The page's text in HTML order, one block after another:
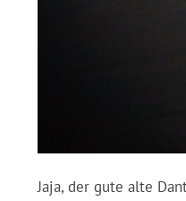
Jaja, der gute alte